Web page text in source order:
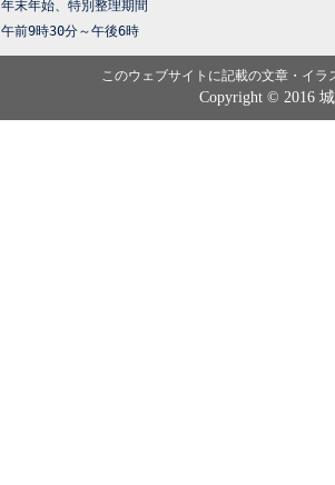
年末年始、特別整理期間
午前9時30分～午後6時
このウェブサイトに記載の文章・イ
Copyright © 2016